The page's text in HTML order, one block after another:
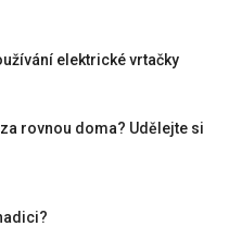
elektrické vrtačky
rovnou doma? Udělejte si